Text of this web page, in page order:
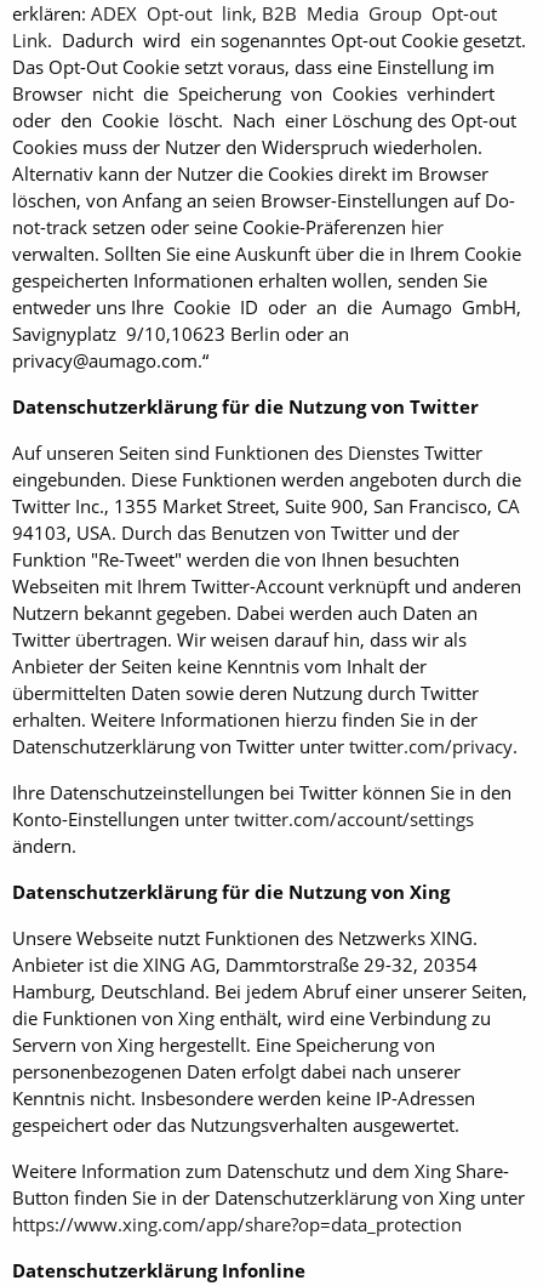
erklären: ADEX Opt-out link, B2B Media Group Opt-out
Link. Dadurch wird ein sogenanntes Opt-out Cookie gesetzt.
Das Opt-Out Cookie setzt voraus, dass eine Einstellung im
Browser nicht die Speicherung von Cookies verhindert
oder den Cookie löscht. Nach einer Löschung des Opt-out
Cookies muss der Nutzer den Widerspruch wiederholen.
Alternativ kann der Nutzer die Cookies direkt im Browser
löschen, von Anfang an seien Browser-Einstellungen auf Do-
not-track setzen oder seine Cookie-Präferenzen hier
verwalten. Sollten Sie eine Auskunft über die in Ihrem Cookie
gespeicherten Informationen erhalten wollen, senden Sie
entweder uns Ihre Cookie ID oder an die Aumago GmbH,
Savignyplatz 9/10,10623 Berlin oder an
privacy@aumago.com.“
Datenschutzerklärung für die Nutzung von Twitter
Auf unseren Seiten sind Funktionen des Dienstes Twitter
eingebunden. Diese Funktionen werden angeboten durch die
Twitter Inc., 1355 Market Street, Suite 900, San Francisco, CA
94103, USA. Durch das Benutzen von Twitter und der
Funktion "Re-Tweet" werden die von Ihnen besuchten
Webseiten mit Ihrem Twitter-Account verknüpft und anderen
Nutzern bekannt gegeben. Dabei werden auch Daten an
Twitter übertragen. Wir weisen darauf hin, dass wir als
Anbieter der Seiten keine Kenntnis vom Inhalt der
übermittelten Daten sowie deren Nutzung durch Twitter
erhalten. Weitere Informationen hierzu finden Sie in der
Datenschutzerklärung von Twitter unter twitter.com/privacy.
Ihre Datenschutzeinstellungen bei Twitter können Sie in den
Konto-Einstellungen unter twitter.com/account/settings
ändern.
Datenschutzerklärung für die Nutzung von Xing
Unsere Webseite nutzt Funktionen des Netzwerks XING.
Anbieter ist die XING AG, Dammtorstraße 29-32, 20354
Hamburg, Deutschland. Bei jedem Abruf einer unserer Seiten,
die Funktionen von Xing enthält, wird eine Verbindung zu
Servern von Xing hergestellt. Eine Speicherung von
personenbezogenen Daten erfolgt dabei nach unserer
Kenntnis nicht. Insbesondere werden keine IP-Adressen
gespeichert oder das Nutzungsverhalten ausgewertet.
Weitere Information zum Datenschutz und dem Xing Share-
Button finden Sie in der Datenschutzerklärung von Xing unter
https://www.xing.com/app/share?op=data_protection
Datenschutzerklärung Infonline